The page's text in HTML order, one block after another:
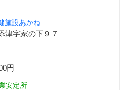
施設あかね
津字家の下９７
円
安定所